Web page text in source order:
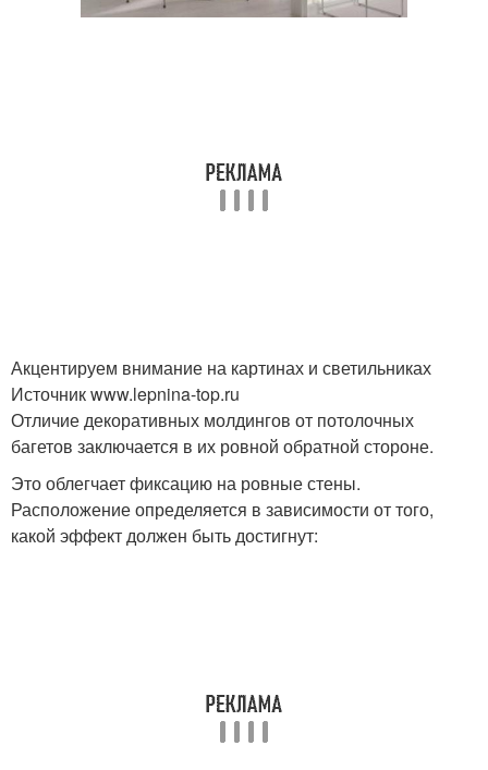
Акцентируем внимание на картинах и светильниках
Источник www.lepnina-top.ru
Отличие декоративных молдингов от потолочных
багетов заключается в их ровной обратной стороне.
Это облегчает фиксацию на ровные стены.
Расположение определяется в зависимости от того,
какой эффект должен быть достигнут: